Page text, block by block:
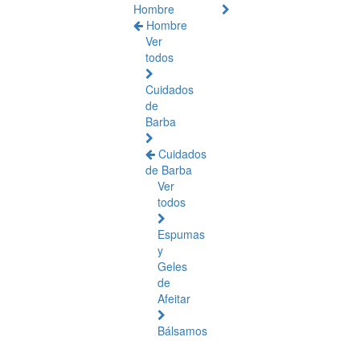
Hombre
Hombre
Ver
todos
Cuidados
de
Barba
Cuidados
de Barba
Ver
todos
Espumas
y
Geles
de
Afeitar
Bálsamos